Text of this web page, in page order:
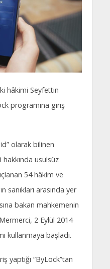
hâkimi Seyfettin
programına giriş
olarak bilinen
usulsüz
54 hâkim ve
sanıkları arasında yer
bakan mahkemenin
2 Eylül 2014
kullanmaya başladı.
yaptığı “ByLock”tan